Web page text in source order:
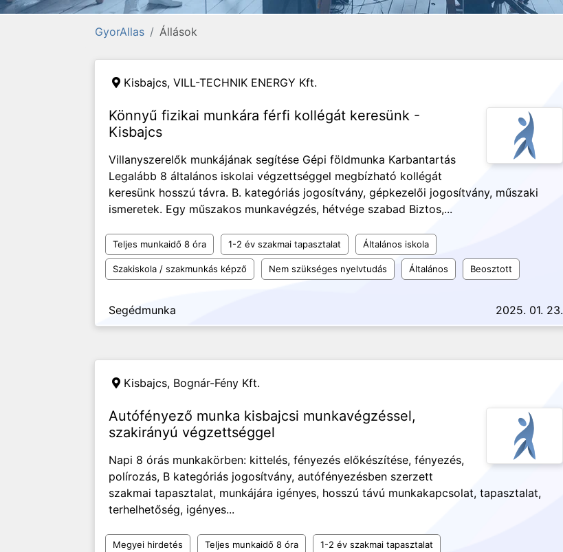
GyorAllas Állások
Kisbajcs, VILL-TECHNIK ENERGY Kft.
Könnyű fizikai munkára férfi kollégát keresünk -
Kisbajcs
Villanyszerelők munkájának segítése Gépi földmunka Karbantartás
Legalább 8 általános iskolai végzettséggel megbízható kollégát
keresünk hosszú távra. B. kategóriás jogosítvány, gépkezelői jogosítvány, műszaki
ismeretek. Egy műszakos munkavégzés, hétvége szabad Biztos,...
Teljes munkaidő 8 óra 1-2 év szakmai tapasztalat Általános iskola
Szakiskola / szakmunkás képző Nem szükséges nyelvtudás Általános Beosztott
Segédmunka 2025. 01. 23.
Kisbajcs, Bognár-Fény Kft.
Autófényező munka kisbajcsi munkavégzéssel,
szakirányú végzettséggel
Napi 8 órás munkakörben: kittelés, fényezés előkészítése, fényezés,
polírozás, B kategóriás jogosítvány, autófényezésben szerzett
szakmai tapasztalat, munkájára igényes, hosszú távú munkakapcsolat, tapasztalat,
terhelhetőség, igényes...
Megyei hirdetés Teljes munkaidő 8 óra 1-2 év szakmai tapasztalat